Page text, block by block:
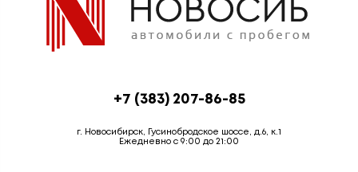
+7 (383) 207-86-85
г. Новосибирск, Гусинобродское шоссе, д.6, к.1
Ежедневно с 9:00 до 21:00